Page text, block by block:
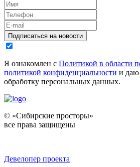
Подписаться на новости
Я ознакомлен с Политикой в области
политикой конфиденциальности и даю
обработку персональных данных.
© «Сибирские просторы»
все права защищены
Девелопер проекта